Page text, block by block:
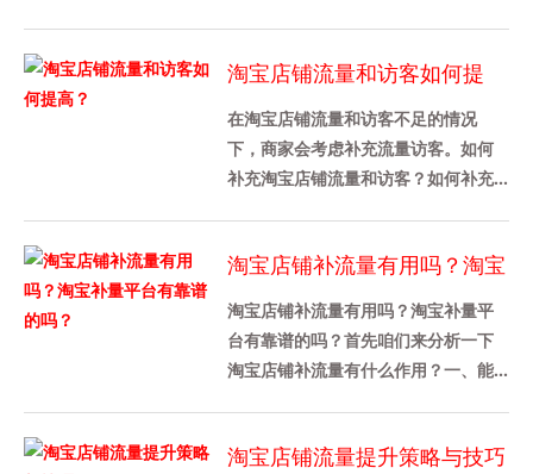
下，......
淘宝店铺流量和访客如何提
高？
在淘宝店铺流量和访客不足的情况
下，商家会考虑补充流量访客。如何
补充淘宝店铺流量和访客？如何补充
卖......
淘宝店铺补流量有用吗？淘宝
补量平台有靠谱的吗？
淘宝店铺补流量有用吗？淘宝补量平
台有靠谱的吗？首先咱们来分析一下
淘宝店铺补流量有什么作用？一、能
淘宝店铺流量提升策略与技巧